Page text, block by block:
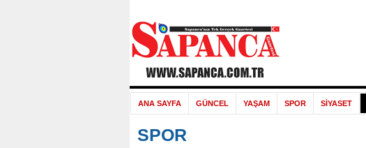
ANA SAYFA GÜNCEL YAŞAM SPOR SİYASET
SPOR